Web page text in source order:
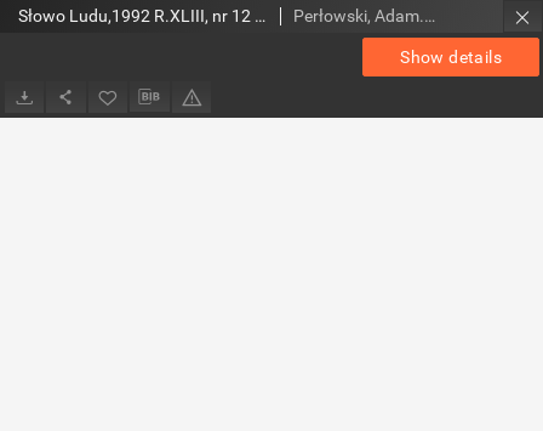
Show details
Słowo Ludu,1992 R.XLIII, nr 12 (wydanie radomskie) Perłowski, Adam. Red.